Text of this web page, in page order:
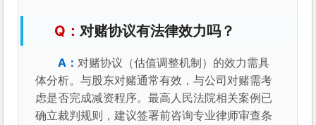
对赌协议有法律效力吗？
对赌协议（估值调整机制）的效力需具
体分析。与股东对赌通常有效，与公司对赌需考
虑是否完成减资程序。最高人民法院相关案例已
确立裁判规则，建议签署前咨询专业律师审查条